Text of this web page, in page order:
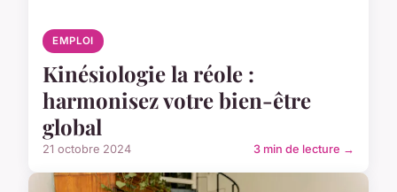
EMPLOI
Kinésiologie la réole :
harmonisez votre bien-être
global
21 octobre 2024 3 min de lecture →